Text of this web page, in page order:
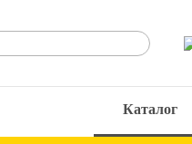
Каталог